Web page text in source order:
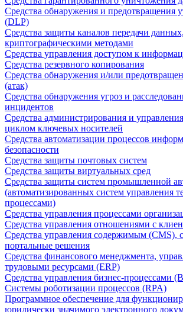
Средства обнаружения и предотвращения
(DLP)
Средства защиты каналов передачи
криптографическими методами
Средства управления доступом к
Средства резервного копирования
Средства обнаружения и/или
(атак)
Средства обнаружения угроз и
инцидентов
Средства администрирования и
циклом ключевых носителей
Средства автоматизации процессов
безопасности
Средства защиты почтовых систем
Средства защиты виртуальных сред
Средства защиты систем промышленной
(автоматизированных систем управления
процессами)
Средства управления процессами
Средства управления отношениями с
Средства управления содержимым (CMS),
портальные решения
Средства финансового менеджмента,
трудовыми ресурсами (ERP)
Средства управления бизнес-процессами
Системы роботизации процессов (RPA)
Программное обеспечение для
юридически значимого электронного